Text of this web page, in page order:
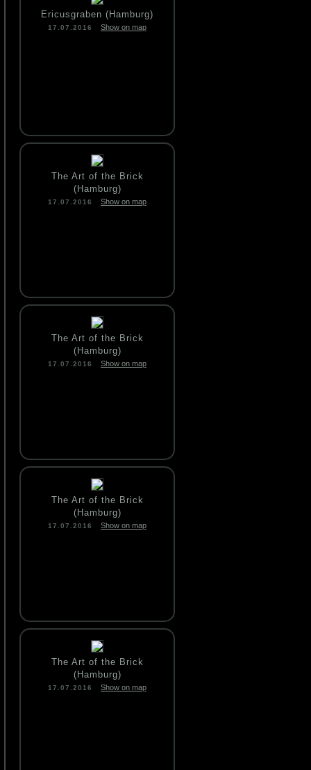
Ericusgraben (Hamburg)
17.07.2016 Show on map
The Art of the Brick
(Hamburg)
17.07.2016 Show on map
The Art of the Brick
(Hamburg)
17.07.2016 Show on map
The Art of the Brick
(Hamburg)
17.07.2016 Show on map
The Art of the Brick
(Hamburg)
17.07.2016 Show on map